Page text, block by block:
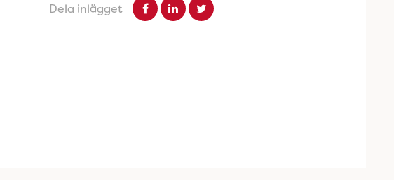
Dela inlägget